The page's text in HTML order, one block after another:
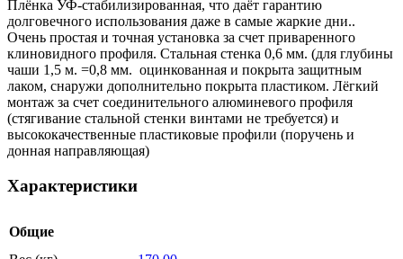
Плёнка УФ-стабилизированная, что даёт гарантию
долговечного использования даже в самые жаркие дни..
Очень простая и точная установка за счет приваренного
клиновидного профиля. Стальная стенка 0,6 мм. (для глубины
чаши 1,5 м. =0,8 мм. оцинкованная и покрыта защитным
лаком, снаружи дополнительно покрыта пластиком. Лёгкий
монтаж за счет соединительного алюминевого профиля
(стягивание стальной стенки винтами не требуется) и
высококачественные пластиковые профили (поручень и
донная направляющая)
Характеристики
Общие